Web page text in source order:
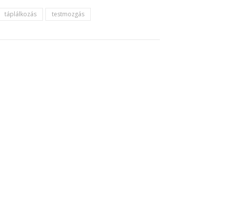
táplálkozás testmozgás